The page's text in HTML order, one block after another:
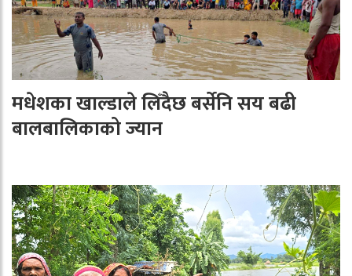
मधेशका खाल्डाले लिँदैछ बर्सेनि सय बढी
बालबालिकाको ज्यान